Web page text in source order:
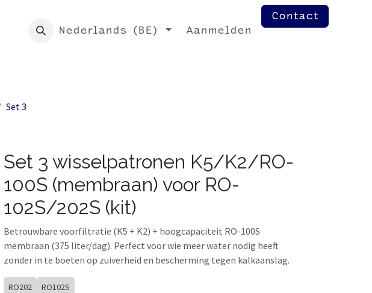
Nederlands (BE) Aanmelden
Contact
Set 3
Set 3 wisselpatronen K5/K2/RO-
100S (membraan) voor RO-
102S/202S (kit)
Betrouwbare voorfiltratie (K5 + K2) + hoogcapaciteit RO-100S
membraan (375 liter/dag). Perfect voor wie meer water nodig heeft
zonder in te boeten op zuiverheid en bescherming tegen kalkaanslag.
RO202 RO102S